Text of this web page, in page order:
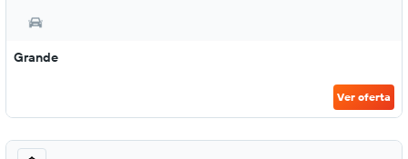
Grande
Ver oferta